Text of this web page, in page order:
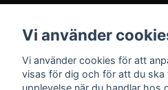
Prenumerera på
Vi använder
Vi använder cookies för att
visas för dig och för att du ska
upplevelse när du handlar hos